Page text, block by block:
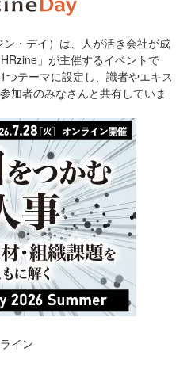
・デイ）は、人が活き会社が成
」が主催するイベントで
テーマに設定し、識者やエキス
加者のみなさんと共有していま
イン